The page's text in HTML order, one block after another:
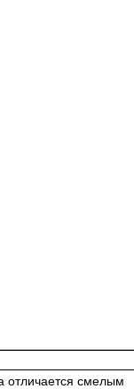
отличается смелым